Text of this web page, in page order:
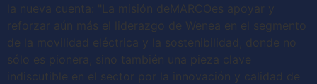
la nueva cuenta: "La misión deMARCOes apoyar y
reforzar aún más el liderazgo de Wenea en el segmento
de la movilidad eléctrica y la sostenibilidad, donde no
sólo es pionera, sino también una pieza clave
indiscutible en el sector por la innovación y calidad de